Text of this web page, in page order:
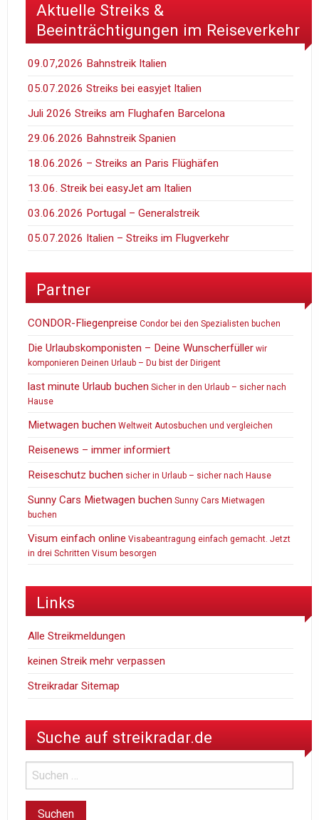
Aktuelle Streiks &
Beeinträchtigungen im Reiseverkehr
09.07,2026 Bahnstreik Italien
05.07.2026 Streiks bei easyjet Italien
Juli 2026 Streiks am Flughafen Barcelona
29.06.2026 Bahnstreik Spanien
18.06.2026 – Streiks an Paris Flüghäfen
13.06. Streik bei easyJet am Italien
03.06.2026 Portugal – Generalstreik
05.07.2026 Italien – Streiks im Flugverkehr
Partner
CONDOR-Fliegenpreise Condor bei den Spezialisten buchen
Die Urlaubskomponisten – Deine Wunscherfüller wir
komponieren Deinen Urlaub – Du bist der Dirigent
last minute Urlaub buchen Sicher in den Urlaub – sicher nach
Hause
Mietwagen buchen Weltweit Autosbuchen und vergleichen
Reisenews – immer informiert
Reiseschutz buchen sicher in Urlaub – sicher nach Hause
Sunny Cars Mietwagen buchen Sunny Cars Mietwagen
buchen
Visum einfach online Visabeantragung einfach gemacht. Jetzt
in drei Schritten Visum besorgen
Links
Alle Streikmeldungen
keinen Streik mehr verpassen
Streikradar Sitemap
Suche auf streikradar.de